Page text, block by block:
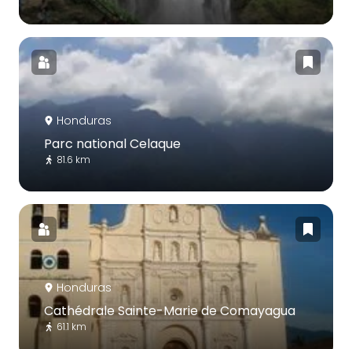
Honduras
Parc national Celaque
81.6 km
Honduras
Cathédrale Sainte-Marie de Comayagua
61.1 km